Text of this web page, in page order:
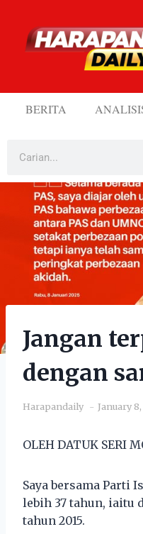
BERITA
Jangan
dengan
Harapandaily January 8,
OLEH DATUK SERI
Saya bersama Parti
lebih 37 tahun, iaitu
tahun 2015.